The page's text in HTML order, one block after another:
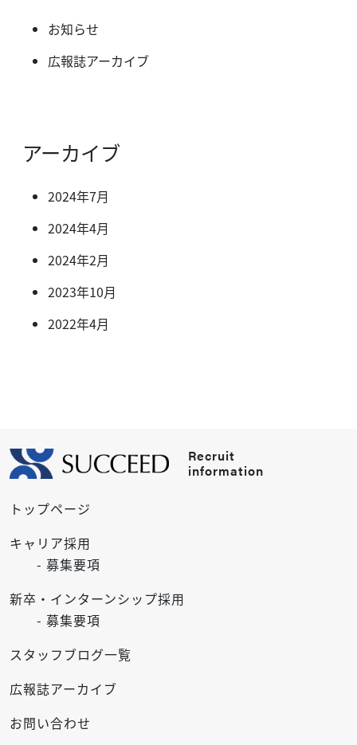
お知らせ
広報誌アーカイブ
アーカイブ
2024年7月
2024年4月
2024年2月
2023年10月
2022年4月
Recruit
information
トップページ
キャリア採用
- 募集要項
新卒・インターンシップ採用
- 募集要項
スタッフブログ一覧
広報誌アーカイブ
お問い合わせ